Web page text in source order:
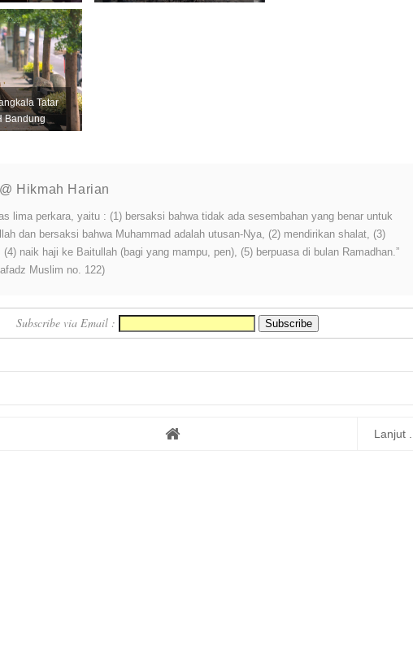
untuk
Tatar
Bandung
@ Hikmah Harian
lima perkara, yaitu : (1) bersaksi bahwa tidak ada sesembahan yang benar untuk
dan bersaksi bahwa Muhammad adalah utusan-Nya, (2) mendirikan shalat, (3)
naik haji ke Baitullah (bagi yang mampu, pen), (5) berpuasa di bulan Ramadhan.”
Muslim no. 122)
Subscribe via Email :
Lanjut ...